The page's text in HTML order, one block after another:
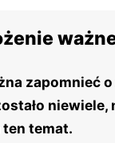
zapomnieć o
niewiele,
temat.